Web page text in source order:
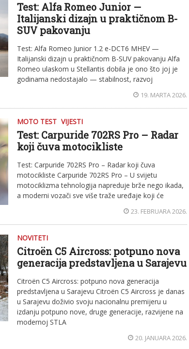
Test: Alfa Romeo Junior —
Italijanski dizajn u praktičnom B-
SUV pakovanju
Test: Alfa Romeo Junior 1.2 e-DCT6 MHEV —
Italijanski dizajn u praktičnom B-SUV pakovanju Alfa
Romeo ulaskom u Stellantis dobila je ono što joj je
godinama nedostajalo — stabilnost, razvoj
19. MARTA 2026.
MOTO TEST VIJESTI
Test: Carpuride 702RS Pro – Radar
koji čuva motocikliste
Test: Carpuride 702RS Pro – Radar koji čuva
motocikliste Carpuride 702RS Pro – U svijetu
motociklizma tehnologija napreduje brže nego ikada,
a moderni vozači sve više traže uređaje koji će
23. FEBRUARA 2026.
NOVITETI
Citroën C5 Aircross: potpuno nova
generacija predstavljena u Sarajevu
Citroën C5 Aircross: potpuno nova generacija
predstavljena u Sarajevu Citroën C5 Aircross je danas
u Sarajevu doživio svoju nacionalnu premijeru u
izdanju potpuno nove, druge generacije, razvijene na
modernoj STLA
20. JANUARA 2026.